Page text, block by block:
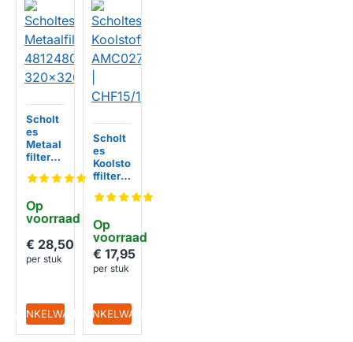
Op
voorraad
Scholt
es
Metaal
filter
058144
20x10
mm
€ 28,50
per stuk
IN WINKELWAGEN
Op
voorraad
Scholt
es
Koolsto
ffilter
7 |
1
€ 17,95
per stuk
IN WINKELWAGEN